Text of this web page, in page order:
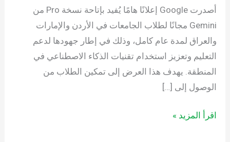
أصدرت Google إعلانًا هامًا يُفيد بإتاحة نسخة Pro من
Gemini مجانًا لطلاب الجامعات في الأردن والإمارات
والعراق لمدة عام كامل، وذلك في إطار جهودها لدعم
التعليم وتعزيز استخدام تقنيات الذكاء الاصطناعي في
المنطقة. يهدف هذا العرض إلى تمكين الطلاب من
الوصول إلى […]
اقرأ المزيد »